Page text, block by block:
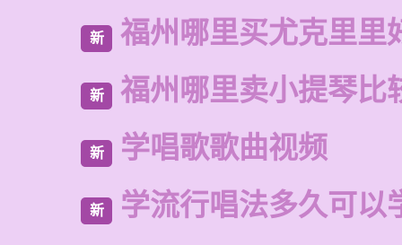
新 福州哪里买尤克里里
新 福州哪里卖小提琴比
新 学唱歌歌曲视频
新 学流行唱法多久可以